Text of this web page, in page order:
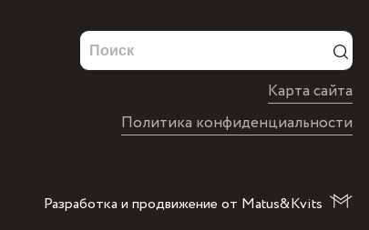
Карта сайта
Политика конфиденциальности
Разработка и продвижение от Matus&Kvits